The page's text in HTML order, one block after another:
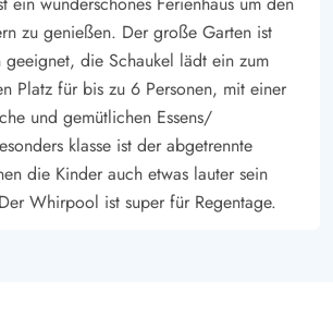
zu genießen. Der große Garten ist
geeignet, die Schaukel lädt ein zum
Platz für bis zu 6 Personen, mit einer
und gemütlichen Essens/
klasse ist der abgetrennte
die Kinder auch etwas lauter sein
Whirpool ist super für Regentage.